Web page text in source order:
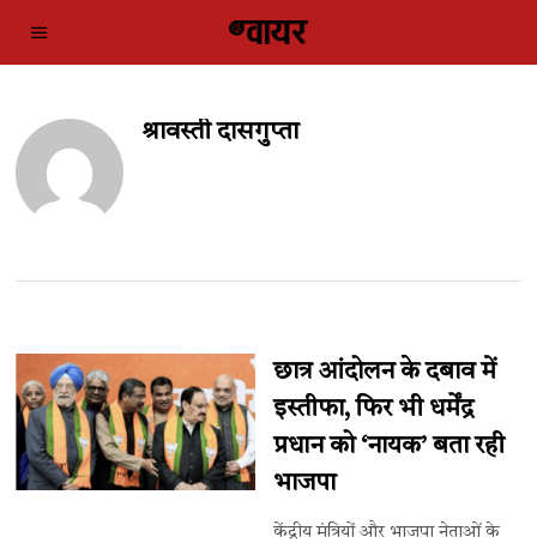
श्रावस्ती दासगुप्ता
छात्र आंदोलन के दबाव में
इस्तीफा, फिर भी धर्मेंद्र
प्रधान को ‘नायक’ बता रही
भाजपा
केंद्रीय मंत्रियों और भाजपा नेताओं के